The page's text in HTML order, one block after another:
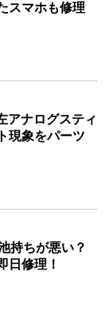
スマホも修理
アナログスティ
現象をパーツ
持ちが悪い？
日修理！